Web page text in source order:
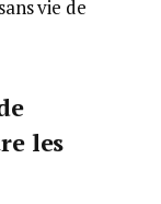
vie de
les